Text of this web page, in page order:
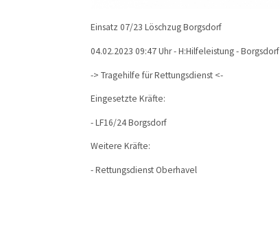
Einsatz 07/23 Löschzug Borgsdorf
04.02.2023 09:47 Uhr - H:Hilfeleistung - Borgsdorf
-> Tragehilfe für Rettungsdienst <-
Eingesetzte Kräfte:
- LF16/24 Borgsdorf
Weitere Kräfte:
- Rettungsdienst Oberhavel